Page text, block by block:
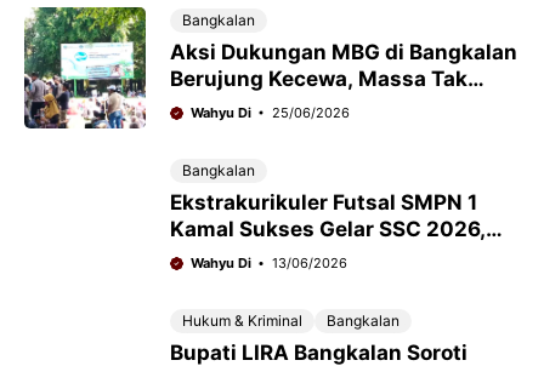
Bangkalan
Aksi Dukungan MBG di Bangkalan
Berujung Kecewa, Massa Tak
Ditemui Bupati
Wahyu Di 25/06/2026
Bangkalan
Ekstrakurikuler Futsal SMPN 1
Kamal Sukses Gelar SSC 2026,
Libatkan 15 Sponsor Tanpa
Wahyu Di 13/06/2026
Hukum & Kriminal Bangkalan
Bupati LIRA Bangkalan Soroti